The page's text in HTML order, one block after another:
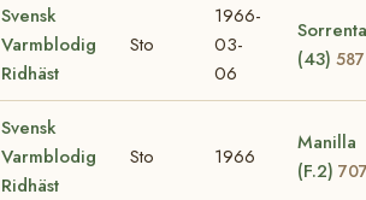
Svensk
Varmblodig
Ridhäst
Sto
1966-
03-
06
Sorrenta
(43)
Svensk
Varmblodig
Ridhäst
Sto 1966
Manilla
(F.2)